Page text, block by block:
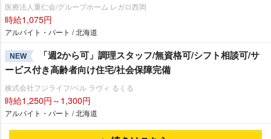
医療法人重仁会/グループホーム レガロ西岡
時給1,075円
アルバイト・パート / 北海道
NEW
「週2から可」調理スタッフ/無資格可/シフト相談可/サ
ービス付き高齢者向け住宅/社会保障完備
株式会社フジライフ/ベル ラヴィ るくる
時給1,250円～1,300円
アルバイト・パート / 北海道